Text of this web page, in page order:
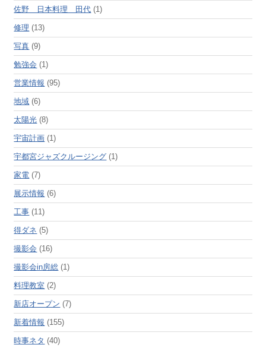
佐野 日本料理 田代 (1)
修理 (13)
写真 (9)
勉強会 (1)
営業情報 (95)
地域 (6)
太陽光 (8)
宇宙計画 (1)
宇都宮ジャズクルージング (1)
家電 (7)
展示情報 (6)
工事 (11)
得ダネ (5)
撮影会 (16)
撮影会in房総 (1)
料理教室 (2)
新店オープン (7)
新着情報 (155)
時事ネタ (40)